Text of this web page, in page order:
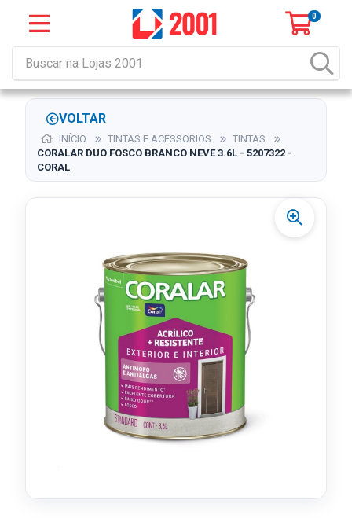
0
VOLTAR
INÍCIO TINTAS E ACESSORIOS
TINTAS
CORALAR DUO FOSCO BRANCO NEVE 3.6L - 5207322 -
CORAL